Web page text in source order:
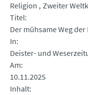
Religion Zweiter
Titel
Der mühsame Weg
In
Deister- und
Am
10.11.2025
Inhalt